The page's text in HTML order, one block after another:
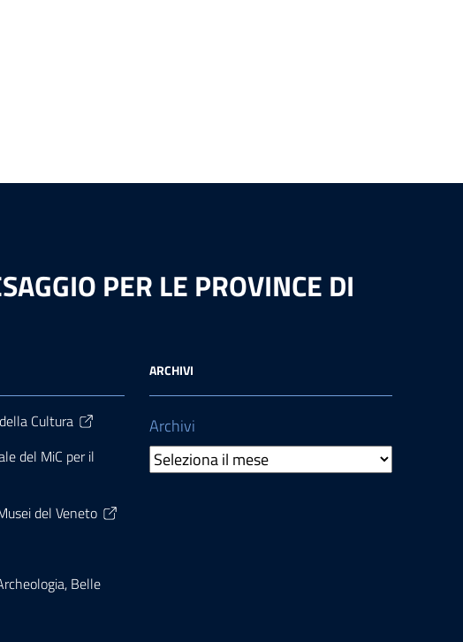
PER LE PROVINCE DI
Cultura
del MiC per il
del Veneto
Belle
ARCHIVI
Archivi